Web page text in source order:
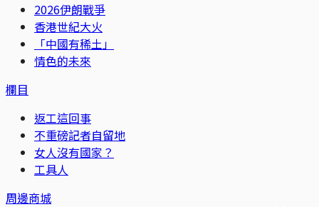
2026伊朗戰爭
香港世紀大火
「中國有稀土」
情色的未來
欄目
返工這回事
不重磅記者自留地
女人沒有國家？
工具人
周邊商城